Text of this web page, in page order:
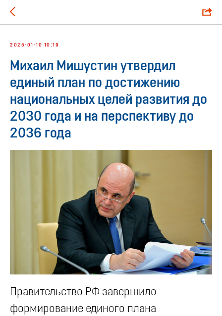
2025-01-10 10:19
Михаил Мишустин утвердил
единый план по достижению
национальных целей развития до
2030 года и на перспективу до
2036 года
Правительство РФ завершило
формирование единого плана